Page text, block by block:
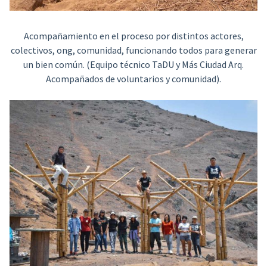
Acompañamiento en el proceso por distintos actores,
colectivos, ong, comunidad, funcionando todos para generar
un bien común. (Equipo técnico TaDU y Más Ciudad Arq.
Acompañados de voluntarios y comunidad).